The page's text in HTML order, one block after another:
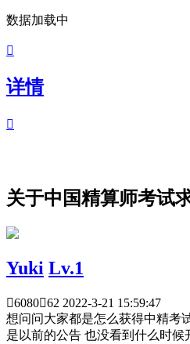
数据加载中

详情

关于中国精算师考试
Yuki Lv.1
608062 2022-3-21 15:59:47
想问问大家都是怎么获得中精考
是以前的公告 也没看到什么时